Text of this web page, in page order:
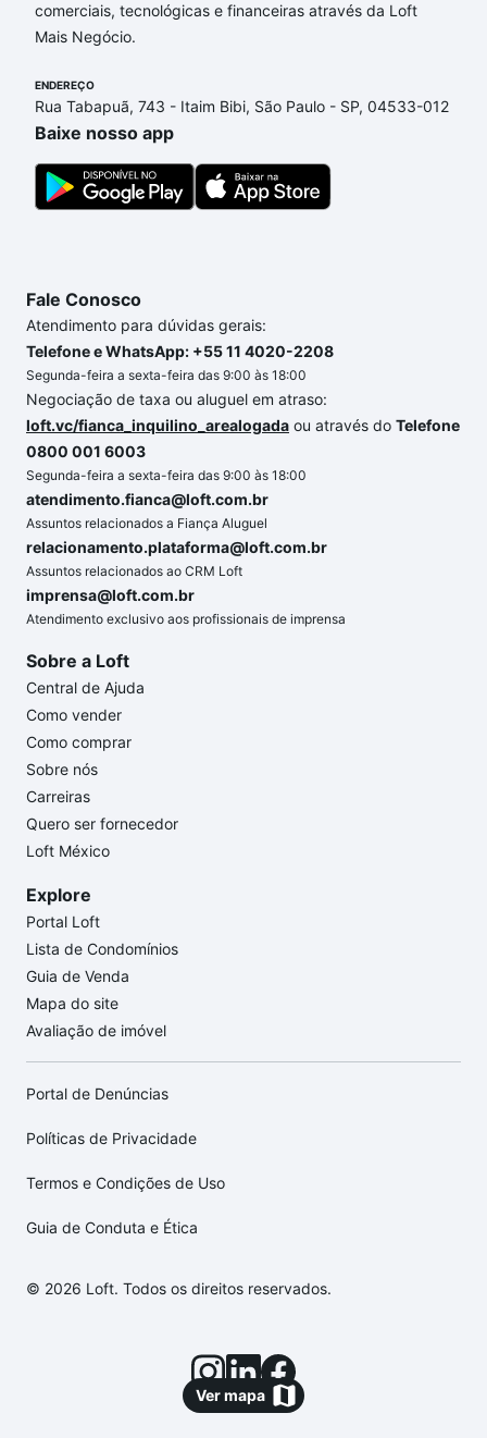
Ver mapa
financiamento imobiliário as parcelas podem se
adequar ao seu orçamento. Se ainda tem alguma
compra, veja em nosso portal
um apartamento
e conte com a gente para comprar
o imóvel dos seus sonhos com segurança e
conforto. Loft, com você até as chaves.
comerciais, tecnológicas e financeiras através da Loft
Mais Negócio.
ENDEREÇO
Rua Tabapuã, 743 - Itaim Bibi, São Paulo - SP, 04533-012
Baixe nosso app
Fale Conosco
Atendimento para dúvidas gerais:
Telefone e WhatsApp: +55 11 4020-2208
Segunda-feira a sexta-feira das 9:00 às 18:00
Negociação de taxa ou aluguel em atraso:
loft.vc/fianca_inquilino_arealogada ou através do Telefone
0800 001 6003
Segunda-feira a sexta-feira das 9:00 às 18:00
atendimento.fianca@loft.com.br
Assuntos relacionados a Fiança Aluguel
relacionamento.plataforma@loft.com.br
Assuntos relacionados ao CRM Loft
imprensa@loft.com.br
Atendimento exclusivo aos profissionais de imprensa
Sobre a Loft
Central de Ajuda
Como vender
Como comprar
Sobre nós
Carreiras
Quero ser fornecedor
Loft México
Explore
Portal Loft
Lista de Condomínios
Guia de Venda
Mapa do site
Avaliação de imóvel
Portal de Denúncias
Políticas de Privacidade
Termos e Condições de Uso
Guia de Conduta e Ética
© 2026 Loft. Todos os direitos reservados.